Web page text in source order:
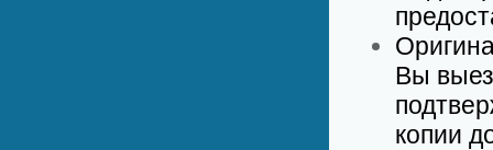
Вы
копии